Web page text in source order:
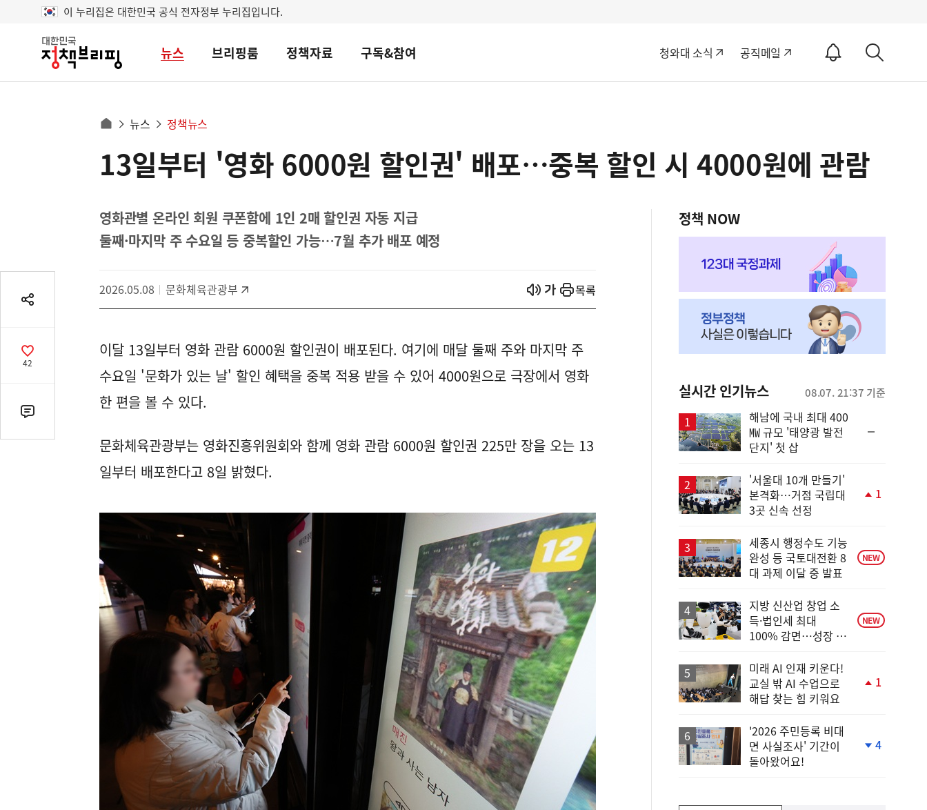
이 누리집은 대한민국 공식 전자정부 누리집입니다.
대
민
뉴스 브리핑룸 정책자료 구독&참여 청와대 소식 공직메일
알
ON
세
으
로
뉴스 정책뉴스
공
기
공
감
42
댓
글
13일부터 '영화 6000원 할인권' 배포…중복 할인 시 4000원에 관람
영화관별 온라인 회원 쿠폰함에 1인 2매 할인권 자동 지급
둘째·마지막 주 수요일 등 중복할인 가능…7월 추가 배포 예정
2026.05.08 문화체육관광부 열기열기 목록
이달 13일부터 영화 관람 6000원 할인권이 배포된다. 여기에 매달 둘째 주와 마지막 주
수요일 '문화가 있는 날' 할인 혜택을 중복 적용 받을 수 있어 4000원으로 극장에서 영화
한 편을 볼 수 있다.
문화체육관광부는 영화진흥위원회와 함께 영화 관람 6000원 할인권 225만 장을 오는 13
일부터 배포한다고 8일 밝혔다.
정책 NOW
실시간 인기뉴스 08.07. 21:37 기준
해남에 국내 최대 400
㎿ 규모 '태양광 발전
단지' 첫 삽
'서울대 10개 만들기'
본격화…거점 국립대
3곳 신속 선정
1
세종시 행정수도 기능
완성 등 국토대전환 8
대 과제 이달 중 발표
NEW
지방 신산업 창업 소
득·법인세 최대
100% 감면…성장 지
NEW
미래 AI 인재 키운다!
교실 밖 AI 수업으로
해답 찾는 힘 키워요
1
'2026 주민등록 비대
면 사실조사' 기간이
돌아왔어요!
4